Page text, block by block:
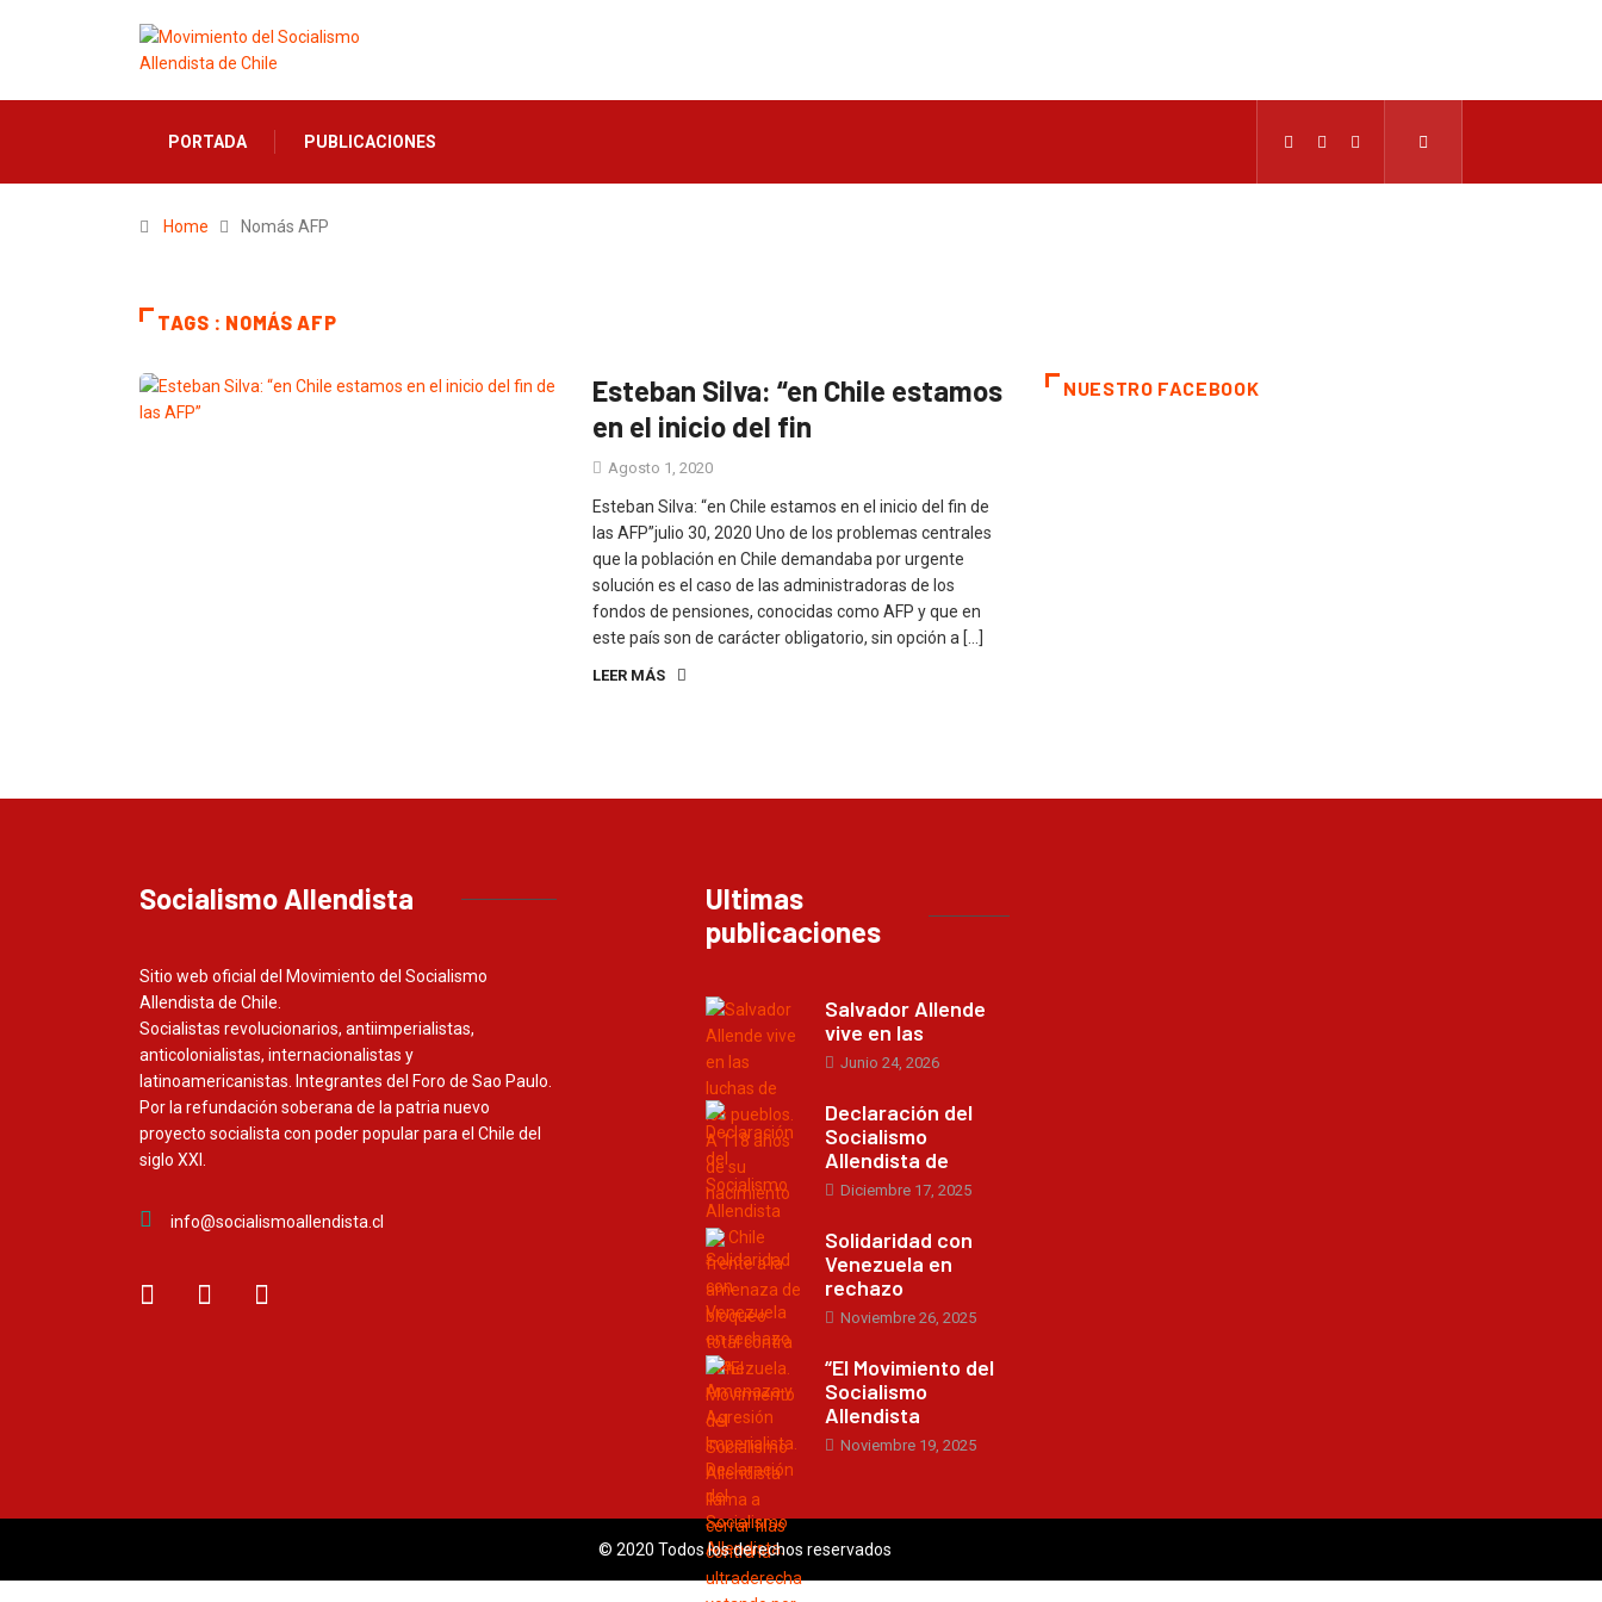
PORTADA PUBLICACIONES
Home Nomás AFP
TAGS : NOMÁS AFP
Esteban Silva: “en Chile estamos
en el inicio del fin
Agosto 1, 2020
Esteban Silva: “en Chile estamos en el inicio del fin de
las AFP”julio 30, 2020 Uno de los problemas centrales
que la población en Chile demandaba por urgente
solución es el caso de las administradoras de los
fondos de pensiones, conocidas como AFP y que en
este país son de carácter obligatorio, sin opción a […]
LEER MÁS
NUESTRO FACEBOOK
Socialismo Allendista
Sitio web oficial del Movimiento del Socialismo
Allendista de Chile.
Socialistas revolucionarios, antiimperialistas,
anticolonialistas, internacionalistas y
latinoamericanistas. Integrantes del Foro de Sao Paulo.
Por la refundación soberana de la patria nuevo
proyecto socialista con poder popular para el Chile del
siglo XXI.
info@socialismoallendista.cl
Ultimas
publicaciones
Salvador Allende
vive en las
Junio 24, 2026
Declaración del
Socialismo
Allendista de
Diciembre 17, 2025
Solidaridad con
Venezuela en
rechazo
Noviembre 26, 2025
“El Movimiento del
Socialismo
Allendista
Noviembre 19, 2025
© 2020 Todos los derechos reservados